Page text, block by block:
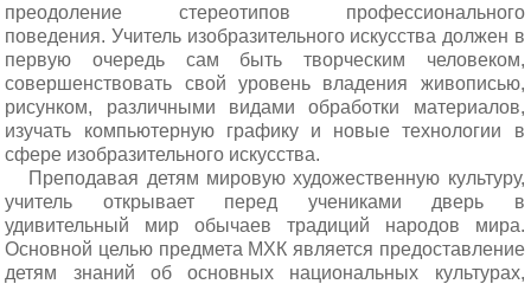
преодоление стереотипов профессионального
поведения. Учитель изобразительного искусства должен в
первую очередь сам быть творческим человеком,
совершенствовать свой уровень владения живописью,
рисунком, различными видами обработки материалов,
изучать компьютерную графику и новые технологии в
сфере изобразительного искусства.
Преподавая детям мировую художественную культуру,
учитель открывает перед учениками дверь в
удивительный мир обычаев традиций народов мира.
Основной целью предмета МХК является предоставление
детям знаний об основных национальных культурах,